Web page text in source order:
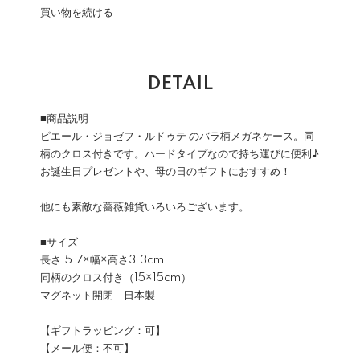
買い物を続ける
DETAIL
■商品説明
ピエール・ジョゼフ・ルドゥテ のバラ柄メガネケース。同
柄のクロス付きです。ハードタイプなので持ち運びに便利♪
お誕生日プレゼントや、母の日のギフトにおすすめ！
他にも素敵な薔薇雑貨いろいろございます。
■サイズ
長さ15.7×幅×高さ3.3cm
同柄のクロス付き（15×15cm）
マグネット開閉 日本製
【ギフトラッピング：可】
【メール便：不可】